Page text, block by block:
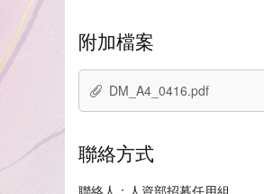
附加檔案
DM_A4_0416.pdf
聯絡方式
聯絡人：人資部招募任用組